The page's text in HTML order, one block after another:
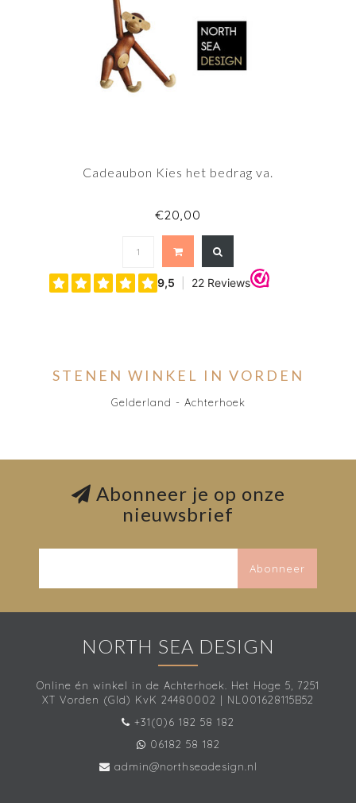
Cadeaubon Kies het bedrag va.
€20,00
STENEN WINKEL IN VORDEN
Gelderland - Achterhoek
Abonneer je op onze
nieuwsbrief
Abonneer
NORTH SEA DESIGN
Online én winkel in de Achterhoek. Het Hoge 5, 7251
XT Vorden (Gld) KvK 24480002 | NL001628115B52
+31(0)6 182 58 182
06182 58 182
admin@northseadesign.nl